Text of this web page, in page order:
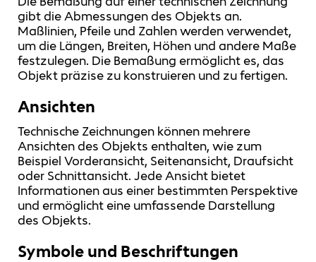
gibt die Abmessungen des Objekts an.
Maßlinien, Pfeile und Zahlen werden verwendet,
um die Längen, Breiten, Höhen und andere Maße
festzulegen. Die Bemaßung ermöglicht es, das
Objekt präzise zu konstruieren und zu fertigen.
Ansichten
Technische Zeichnungen können mehrere
Ansichten des Objekts enthalten, wie zum
Beispiel Vorderansicht, Seitenansicht, Draufsicht
oder Schnittansicht. Jede Ansicht bietet
Informationen aus einer bestimmten Perspektive
und ermöglicht eine umfassende Darstellung
des Objekts.
Symbole und Beschriftungen